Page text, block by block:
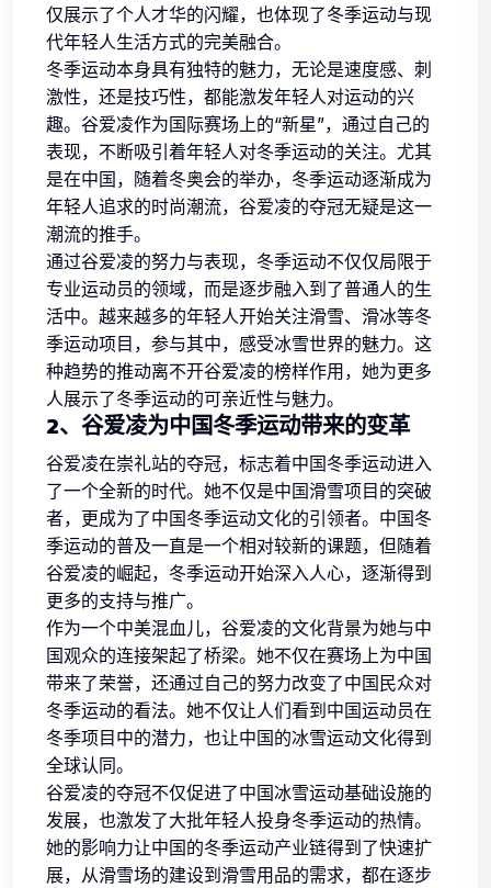
仅展示了个人才华的闪耀，也体现了冬季运动与现
代年轻人生活方式的完美融合。
冬季运动本身具有独特的魅力，无论是速度感、刺
激性，还是技巧性，都能激发年轻人对运动的兴
趣。谷爱凌作为国际赛场上的“新星”，通过自己的
表现，不断吸引着年轻人对冬季运动的关注。尤其
是在中国，随着冬奥会的举办，冬季运动逐渐成为
年轻人追求的时尚潮流，谷爱凌的夺冠无疑是这一
潮流的推手。
通过谷爱凌的努力与表现，冬季运动不仅仅局限于
专业运动员的领域，而是逐步融入到了普通人的生
活中。越来越多的年轻人开始关注滑雪、滑冰等冬
季运动项目，参与其中，感受冰雪世界的魅力。这
种趋势的推动离不开谷爱凌的榜样作用，她为更多
人展示了冬季运动的可亲近性与魅力。
2、谷爱凌为中国冬季运动带来的变革
谷爱凌在崇礼站的夺冠，标志着中国冬季运动进入
了一个全新的时代。她不仅是中国滑雪项目的突破
者，更成为了中国冬季运动文化的引领者。中国冬
季运动的普及一直是一个相对较新的课题，但随着
谷爱凌的崛起，冬季运动开始深入人心，逐渐得到
更多的支持与推广。
作为一个中美混血儿，谷爱凌的文化背景为她与中
国观众的连接架起了桥梁。她不仅在赛场上为中国
带来了荣誉，还通过自己的努力改变了中国民众对
冬季运动的看法。她不仅让人们看到中国运动员在
冬季项目中的潜力，也让中国的冰雪运动文化得到
全球认同。
谷爱凌的夺冠不仅促进了中国冰雪运动基础设施的
发展，也激发了大批年轻人投身冬季运动的热情。
她的影响力让中国的冬季运动产业链得到了快速扩
展，从滑雪场的建设到滑雪用品的需求，都在逐步